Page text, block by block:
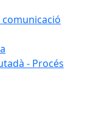
- Procés